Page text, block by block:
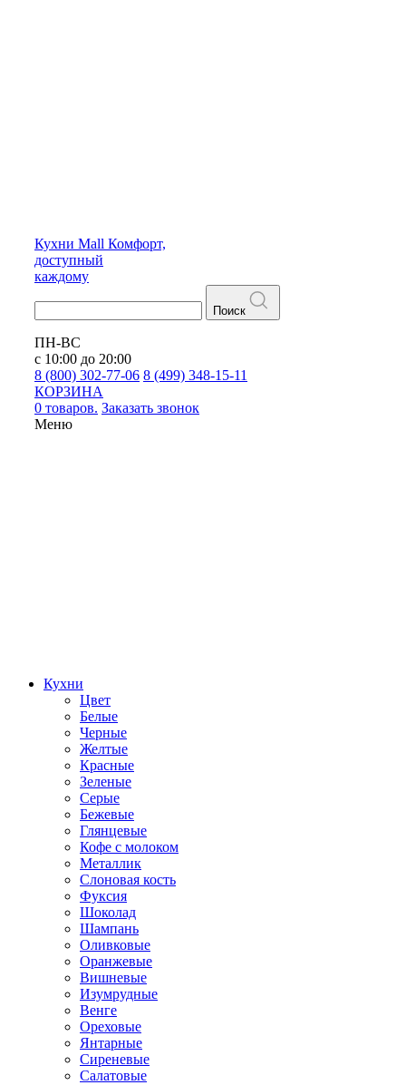
Кухни Mall Комфорт,
доступный
каждому
Поиск
ПН-ВС
с 10:00 до 20:00
8 (800) 302-77-06 8 (499) 348-15-11
КОРЗИНА
0 товаров. Заказать звонок
Меню
Кухни
Цвет
Белые
Черные
Желтые
Красные
Зеленые
Серые
Бежевые
Глянцевые
Кофе с молоком
Металлик
Слоновая кость
Фуксия
Шоколад
Шампань
Оливковые
Оранжевые
Вишневые
Изумрудные
Венге
Ореховые
Янтарные
Сиреневые
Салатовые